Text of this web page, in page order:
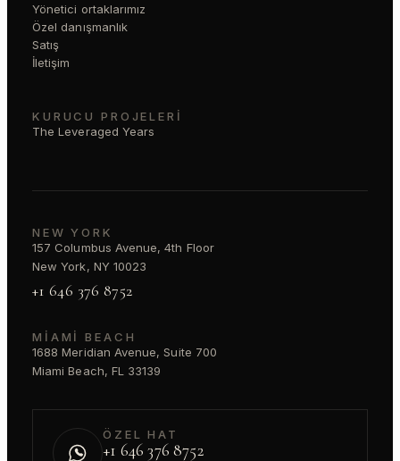
Yönetici ortaklarımız
Özel danışmanlık
Satış
İletişim
KURUCU PROJELERI
The Leveraged Years
NEW YORK
157 Columbus Avenue, 4th Floor
New York, NY 10023
+1 646 376 8752
MIAMI BEACH
1688 Meridian Avenue, Suite 700
Miami Beach, FL 33139
ÖZEL HAT
+1 646 376 8752